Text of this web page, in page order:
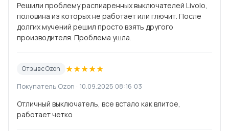
Решили проблему распиаренных выключателей Livolo,
половина из которых не работает или глючит. После
долгих мучений решил просто взять другого
производителя. Проблема ушла.
Отзыв с Ozon ★★★★★
Покупатель Ozon · 10.09.2025 08:16:03
Отличный выключатель, все встало как влитое,
работает четко